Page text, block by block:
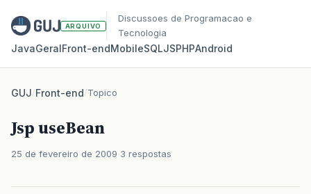
ARQUIVO
Discussoes de Programacao e
Tecnologia
JavaGeralFront‑endMobileSQLJSPHPAndroid
GUJ/Front-end/Topico
Jsp useBean
25 de fevereiro de 2009 3 respostas